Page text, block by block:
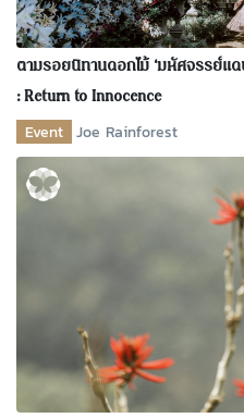
ตามรอยนิทานดอกไม้ ‘มหัศจรรย์แ
: Return to Innocence
Event Joe Rainforest